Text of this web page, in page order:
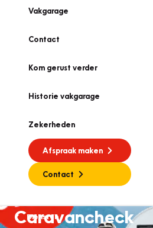
Vakgarage
Contact
Kom gerust verder
Historie vakgarage
Zekerheden
Afspraak maken
Contact
Diensten
Caravancheck